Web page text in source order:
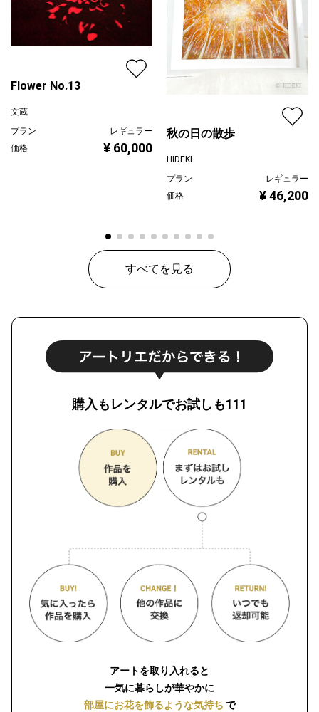
Flower No.13
文蔵
プラン
レギュラー
価格
¥ 60,000
秋の日の散歩
HIDEKI
プラン
レギュラー
価格
¥ 46,200
すべてを見る
購入もレンタルでお試しも111
アートを取り入れると
一気に暮らしが華やかに
部屋にお花を飾るような気持ち で